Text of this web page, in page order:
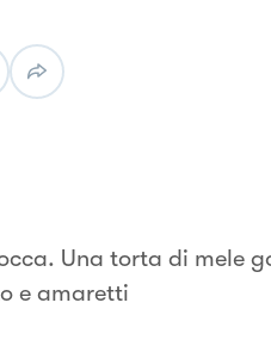
Una torta di mele
e amaretti